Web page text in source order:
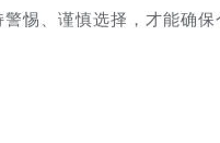
惕、谨慎选择，才能确